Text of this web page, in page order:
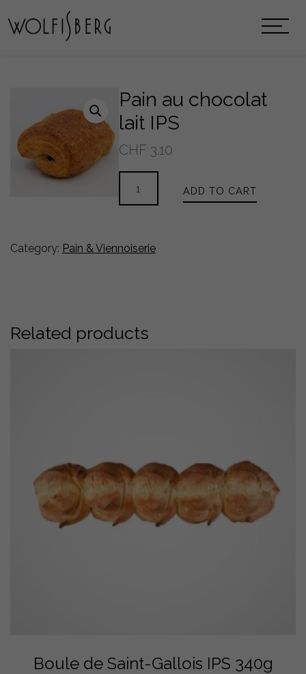
Pain au chocolat
lait IPS
CHF 3.10
IPS
ADD TO CART
Category: Pain & Viennoiserie
Related products
Boule de Saint-Gallois IPS 340g